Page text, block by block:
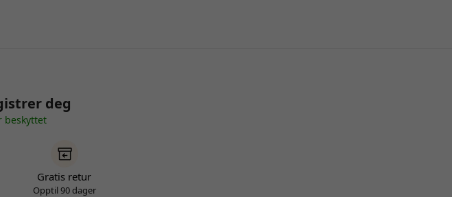
deg
beskyttet
Gratis retur
Opptil 90 dager